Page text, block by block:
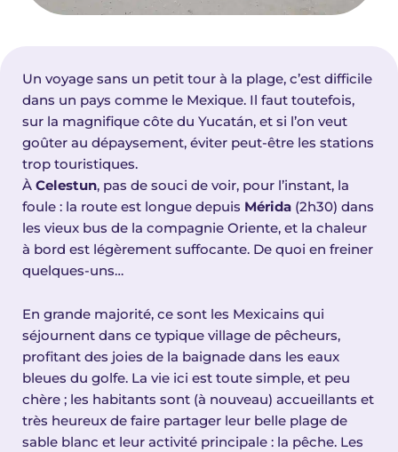
Un voyage sans un petit tour à la plage, c’est difficile
dans un pays comme le Mexique. Il faut toutefois,
sur la magnifique côte du Yucatán, et si l’on veut
goûter au dépaysement, éviter peut-être les stations
trop touristiques.
À Celestun, pas de souci de voir, pour l’instant, la
foule : la route est longue depuis Mérida (2h30) dans
les vieux bus de la compagnie Oriente, et la chaleur
à bord est légèrement suffocante. De quoi en freiner
quelques-uns…
En grande majorité, ce sont les Mexicains qui
séjournent dans ce typique village de pêcheurs,
profitant des joies de la baignade dans les eaux
bleues du golfe. La vie ici est toute simple, et peu
chère ; les habitants sont (à nouveau) accueillants et
très heureux de faire partager leur belle plage de
sable blanc et leur activité principale : la pêche. Les